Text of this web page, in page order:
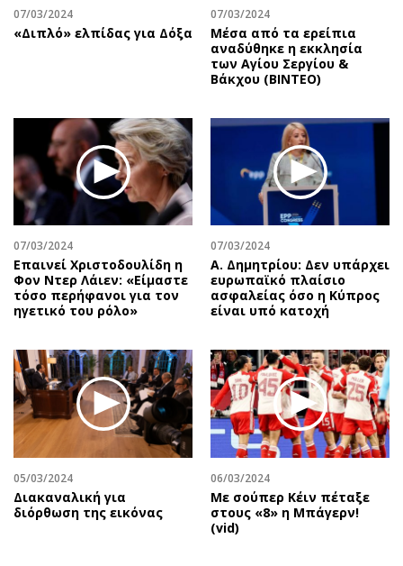
07/03/2024
«Διπλό» ελπίδας για Δόξα
07/03/2024
Μέσα από τα ερείπια
αναδύθηκε η εκκλησία
των Αγίου Σεργίου &
Βάκχου (ΒΙΝΤΕΟ)
07/03/2024
Επαινεί Χριστοδουλίδη η
Φον Ντερ Λάιεν: «Είμαστε
τόσο περήφανοι για τον
ηγετικό του ρόλο»
07/03/2024
Α. Δημητρίου: Δεν υπάρχει
ευρωπαϊκό πλαίσιο
ασφαλείας όσο η Κύπρος
είναι υπό κατοχή
05/03/2024
Διακαναλική για
διόρθωση της εικόνας
06/03/2024
Με σούπερ Κέιν πέταξε
στους «8» η Μπάγερν!
(vid)